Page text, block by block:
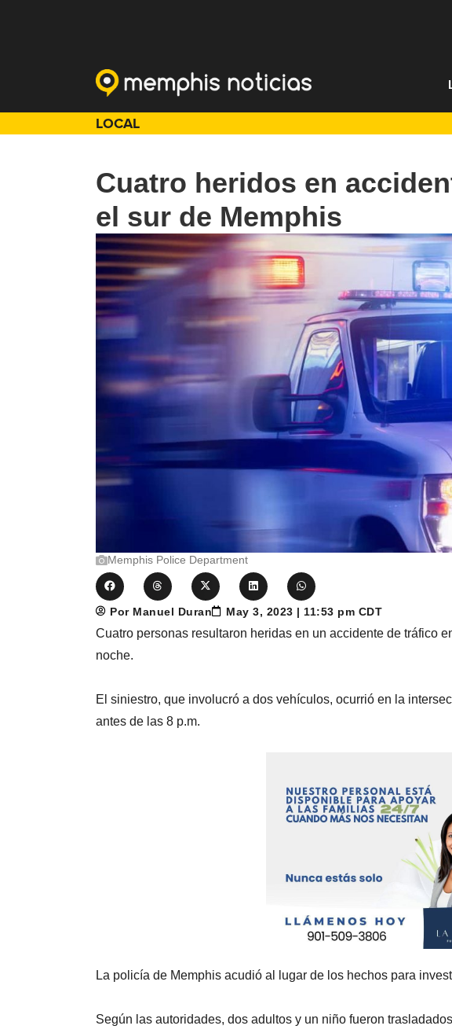
LOCAL
Cuatro heridos en
el sur de Memphis
Memphis Police Department
Por Manuel Duran May 3, 2023 | 11:53 pm CDT
Cuatro personas resultaron heridas en un accidente de tráfico
noche.
El siniestro, que involucró a dos vehículos, ocurrió en la
antes de las 8 p.m.
La policía de Memphis acudió al lugar de los hechos para
Según las autoridades, dos adultos y un niño fueron